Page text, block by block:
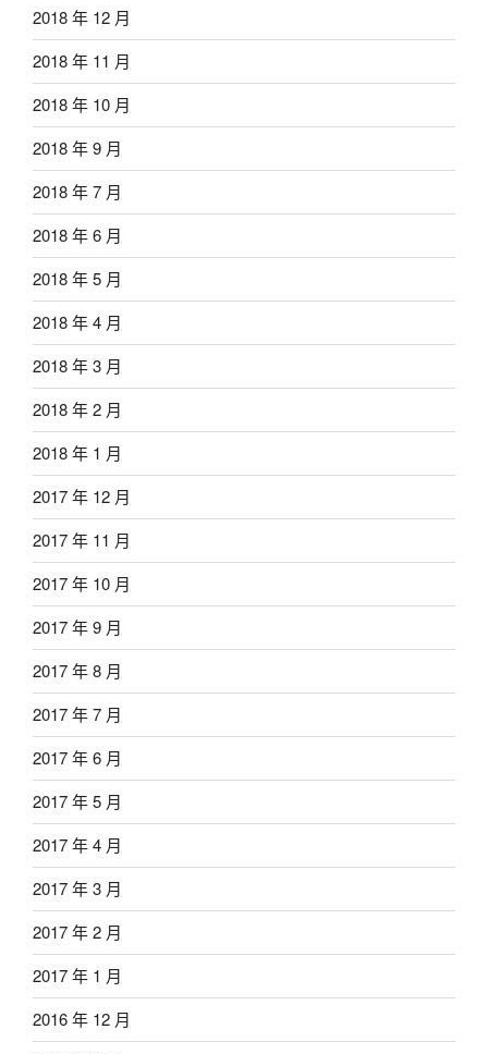
2018 年 12 月
2018 年 11 月
2018 年 10 月
2018 年 9 月
2018 年 7 月
2018 年 6 月
2018 年 5 月
2018 年 4 月
2018 年 3 月
2018 年 2 月
2018 年 1 月
2017 年 12 月
2017 年 11 月
2017 年 10 月
2017 年 9 月
2017 年 8 月
2017 年 7 月
2017 年 6 月
2017 年 5 月
2017 年 4 月
2017 年 3 月
2017 年 2 月
2017 年 1 月
2016 年 12 月